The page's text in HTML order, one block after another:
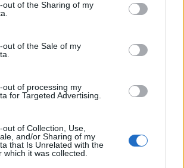
third parties.
website/app uses one or more Google
gather and store information including but
visit or usage behaviour. You may click to
to Google and its third-party tags to
out of the Sharing of my
out of the Sale of my
out of processing my
for Targeted Advertising.
of Collection, Use,
and/or Sharing of my
that Is Unrelated with the
which it was collected.
indicano le previsioni
avranno un motivo in più
l’Italia: cosa sta per